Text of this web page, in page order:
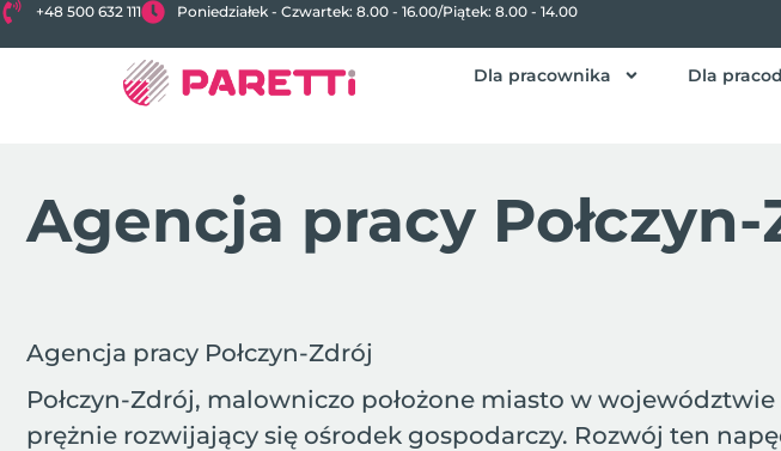
+48 500 632 111 Poniedziałek - Czwartek: 8.00 - 16.00/Piątek: 8.00 - 14.00
Dla pracownika Dla
Agencja pracy
Agencja pracy Połczyn-Zdrój
Połczyn-Zdrój, malowniczo położone miasto w
prężnie rozwijający się ośrodek gospodarczy. Rozwój ten